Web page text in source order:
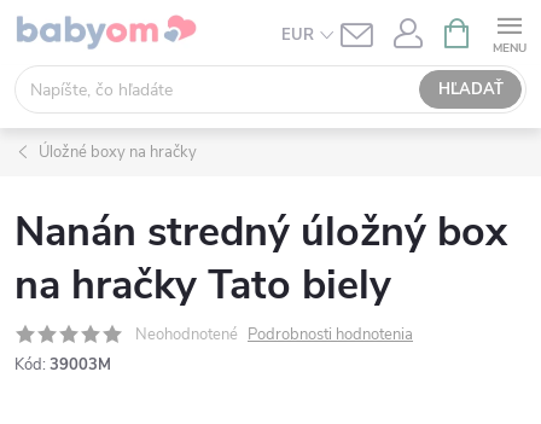
Prejsť
obsah
EUR
HĽADAŤ
KOŠÍK
Úložné boxy na hračky
Nanán stredný úložný box
na hračky Tato biely
Neohodnotené Podrobnosti hodnotenia
Kód: 39003M